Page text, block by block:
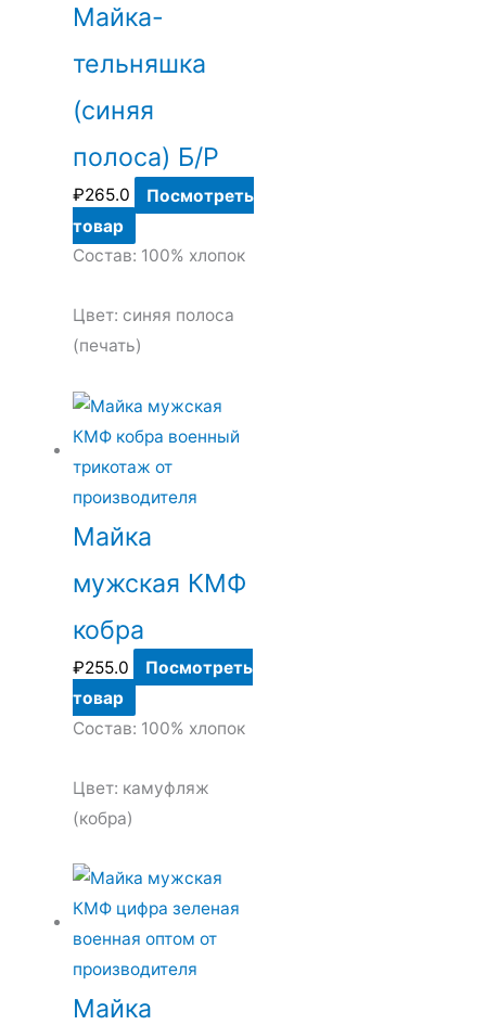
Майка-
тельняшка
(синяя
полоса) Б/Р
₽265.0
Посмотреть
товар
Состав: 100% хлопок
Цвет: синяя полоса
(печать)
Майка
мужская КМФ
кобра
₽255.0
Посмотреть
товар
Состав: 100% хлопок
Цвет: камуфляж
(кобра)
Майка